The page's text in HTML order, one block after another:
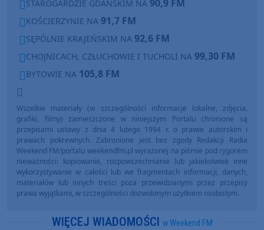
STAROGARDZIE GDAŃSKIM NA 90,9 FM
KOŚCIERZYNIE NA 91,7 FM
SĘPÓLNIE KRAJEŃSKIM NA 92,6 FM
CHOJNICACH, CZŁUCHOWIE I TUCHOLI NA 99,30 FM
BYTOWIE NA 105,8 FM
Wszelkie materiały (w szczególności informacje lokalne, zdjęcia,
grafiki, filmy) zamieszczone w niniejszym Portalu chronione są
przepisami ustawy z dnia 4 lutego 1994 r. o prawie autorskim i
prawach pokrewnych. Zabronione jest bez zgody Redakcji Radia
Weekend FM/portalu weekendfm.pl wyrażonej na piśmie pod rygorem
nieważności: kopiowanie, rozpowszechnianie lub jakiekolwiek inne
wykorzystywanie w całości lub we fragmentach informacji, danych,
materiałów lub innych treści poza przewidzianymi przez przepisy
prawa wyjątkami, w szczególności dozwolonym użytkiem osobistym.
WIĘCEJ WIADOMOŚCI w Weekend FM